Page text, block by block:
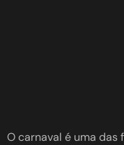
O carnaval é uma das